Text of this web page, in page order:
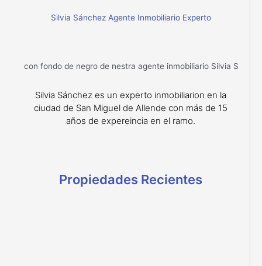
Silvia Sánchez Agente Inmobiliario Experto
Silvia Sánchez es un experto inmobiliarion en la
ciudad de San Miguel de Allende con más de 15
años de expereincia en el ramo.
Propiedades Recientes